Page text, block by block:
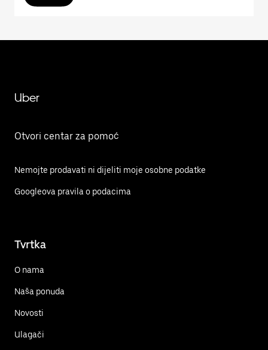
Uber
Otvori centar za pomoć
Nemojte prodavati ni dijeliti moje osobne podatke
Googleova pravila o podacima
Tvrtka
O nama
Naša ponuda
Novosti
Ulagači